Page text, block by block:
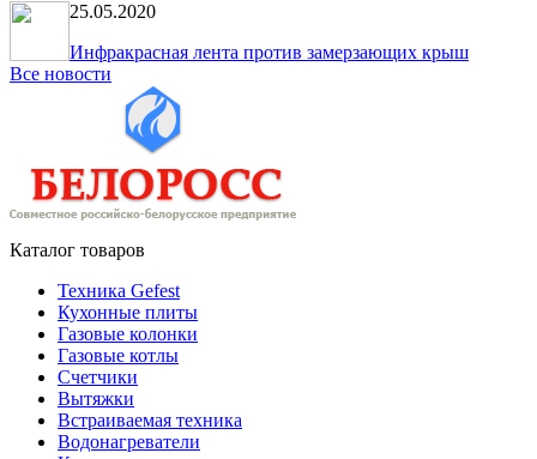
25.05.2020
Инфракрасная лента против замерзающих крыш
Все новости
Каталог товаров
Техника Gefest
Кухонные плиты
Газовые колонки
Газовые котлы
Счетчики
Вытяжки
Встраиваемая техника
Водонагреватели